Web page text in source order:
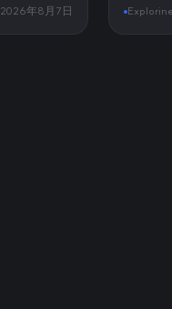
2026年8月7日